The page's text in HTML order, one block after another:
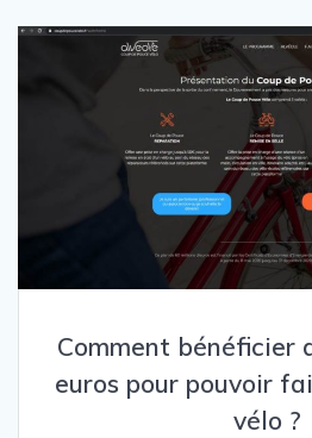
Comment bénéficier
euros pour pouvoir
vélo ?